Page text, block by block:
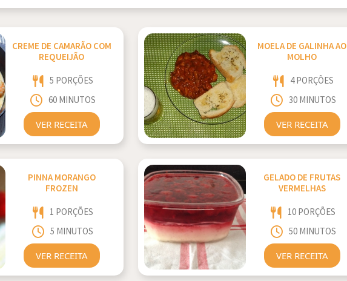
CREME DE CAMARÃO COM
REQUEIJÃO
5 PORÇÕES
60 MINUTOS
VER RECEITA
MOELA DE GALINHA AO
MOLHO
4 PORÇÕES
30 MINUTOS
VER RECEITA
PINNA MORANGO
FROZEN
1 PORÇÕES
5 MINUTOS
VER RECEITA
GELADO DE FRUTAS
VERMELHAS
10 PORÇÕES
50 MINUTOS
VER RECEITA